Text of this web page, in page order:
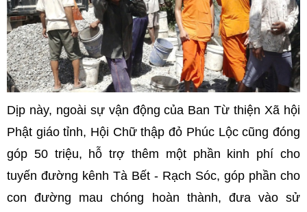
Dịp này, ngoài sự vận động của Ban Từ thiện Xã hội
Phật giáo tỉnh, Hội Chữ thập đỏ Phúc Lộc cũng đóng
góp 50 triệu, hỗ trợ thêm một phần kinh phí cho
tuyến đường kênh Tà Bết - Rạch Sóc, góp phần cho
con đường mau chóng hoàn thành, đưa vào sử